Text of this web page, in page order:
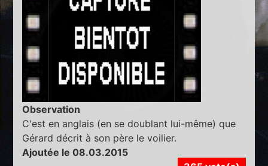
Observation
C'est en anglais (en se doublant lui-même) que
Gérard décrit à son père le voilier.
Ajoutée le 08.03.2015